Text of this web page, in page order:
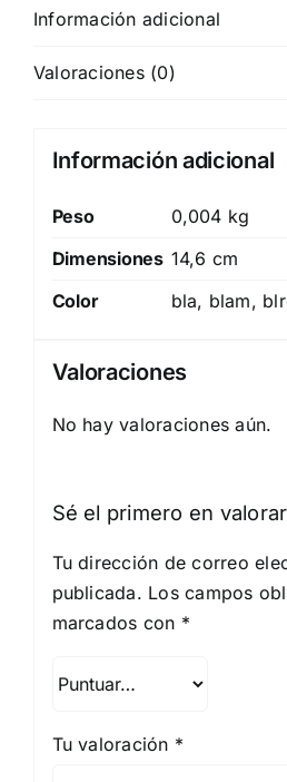
Información adicional
Valoraciones (0)
Información adicional
Peso
0,004 kg
Dimensiones 14,6 cm
Color
bla, blam,
Valoraciones
No hay valoraciones aún.
Sé el primero en
Tu dirección de correo
publicada. Los campos
marcados con *
Tu valoración *